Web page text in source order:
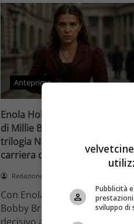
Anteprime
Enola Holmes 3 e il grande
di Millie Bobby Brown: come la
trilogia Netflix ha stravolto la
carriera di una star
Redazione Velvet
Con Enola Holmes 3, Millie
Bobby Brown compie un salto
Pubblicità
sviluppo di